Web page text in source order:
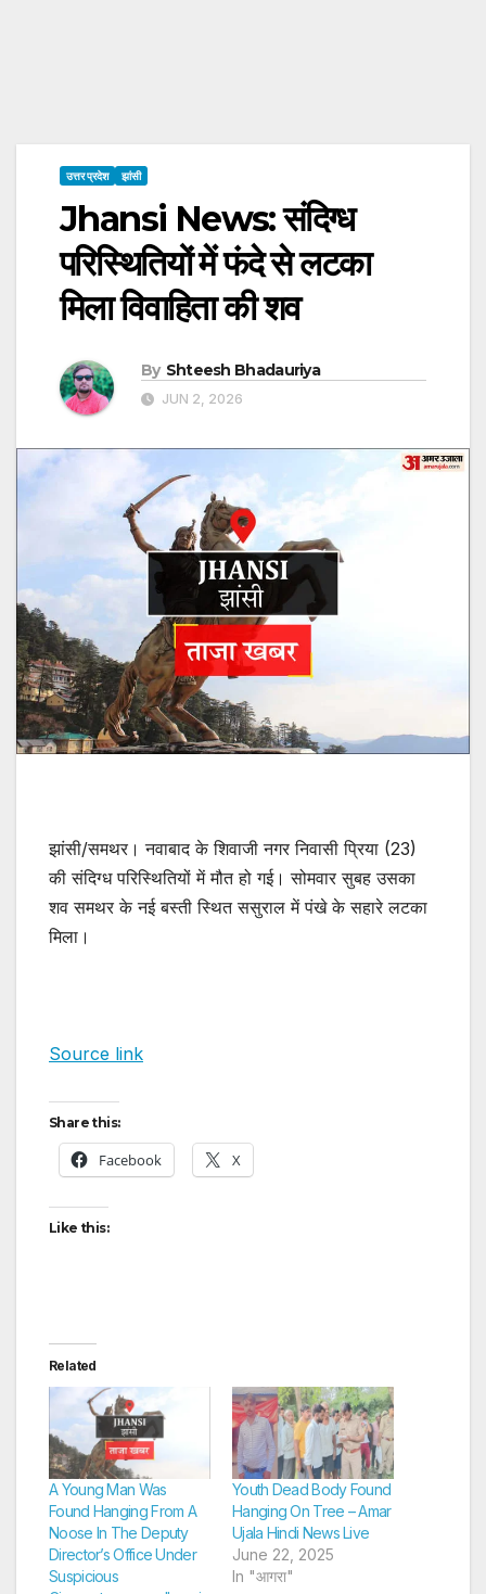
उत्तर प्रदेश झांसी
Jhansi News: संदिग्ध
परिस्थितियों में फंदे से लटका
मिला विवाहिता की शव
By Shteesh Bhadauriya
JUN 2, 2026
झांसी/समथर। नवाबाद के शिवाजी नगर निवासी प्रिया (23)
की संदिग्ध परिस्थितियों में मौत हो गई। सोमवार सुबह उसका
शव समथर के नई बस्ती स्थित ससुराल में पंखे के सहारे लटका
मिला।
Source link
Share this:
Facebook X
Like this:
Related
A Young Man Was
Found Hanging From A
Noose In The Deputy
Director’s Office Under
Suspicious
Youth Dead Body Found
Hanging On Tree – Amar
Ujala Hindi News Live
June 22, 2025
In "आगरा"